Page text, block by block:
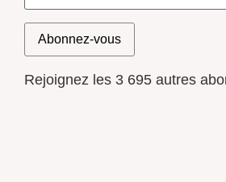
Abonnez-vous
Rejoignez les 3 695 autres